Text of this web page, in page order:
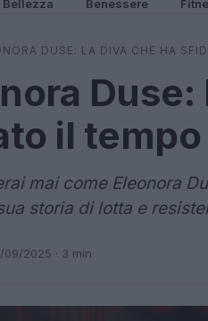
Bellezza Benessere
DUSE: LA DIVA CHE HA
il
mai come Eleonora
storia di lotta e
09/2025 · 3 min